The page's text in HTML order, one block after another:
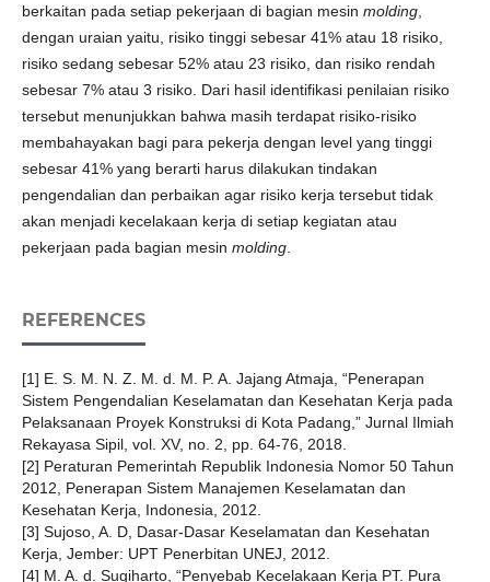
berkaitan pada setiap pekerjaan di bagian mesin molding,
dengan uraian yaitu, risiko tinggi sebesar 41% atau 18 risiko,
risiko sedang sebesar 52% atau 23 risiko, dan risiko rendah
sebesar 7% atau 3 risiko. Dari hasil identifikasi penilaian risiko
tersebut menunjukkan bahwa masih terdapat risiko-risiko
membahayakan bagi para pekerja dengan level yang tinggi
sebesar 41% yang berarti harus dilakukan tindakan
pengendalian dan perbaikan agar risiko kerja tersebut tidak
akan menjadi kecelakaan kerja di setiap kegiatan atau
pekerjaan pada bagian mesin molding.
REFERENCES
[1] E. S. M. N. Z. M. d. M. P. A. Jajang Atmaja, “Penerapan
Sistem Pengendalian Keselamatan dan Kesehatan Kerja pada
Pelaksanaan Proyek Konstruksi di Kota Padang,” Jurnal Ilmiah
Rekayasa Sipil, vol. XV, no. 2, pp. 64-76, 2018.
[2] Peraturan Pemerintah Republik Indonesia Nomor 50 Tahun
2012, Penerapan Sistem Manajemen Keselamatan dan
Kesehatan Kerja, Indonesia, 2012.
[3] Sujoso, A. D, Dasar-Dasar Keselamatan dan Kesehatan
Kerja, Jember: UPT Penerbitan UNEJ, 2012.
[4] M. A. d. Sugiharto, “Penyebab Kecelakaan Kerja PT. Pura